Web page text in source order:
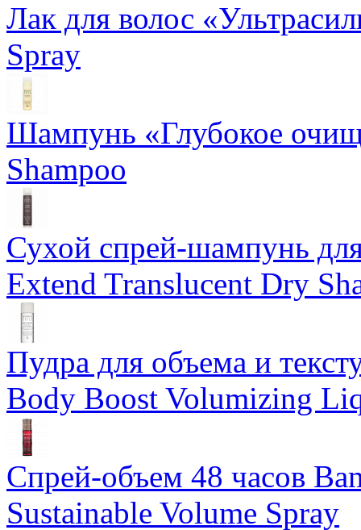
Лак для волос
Spray
Шампунь «Глубокое
Shampoo
Сухой спрей-шампунь
Extend Translucent Dry
Пудра для объема и
Body Boost Volumizing
Спрей-объем 48 часов
Sustainable Volume Spray